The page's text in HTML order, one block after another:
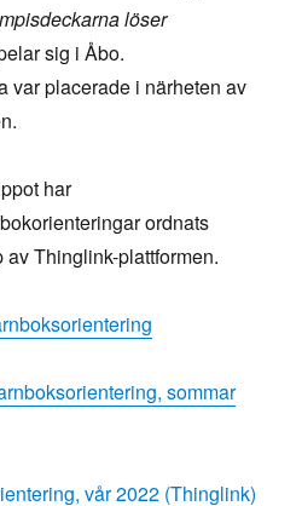
löser
sig i Åbo.
var placerade i närheten av
har
ordnats
Thinglink-plattformen.
sommar
vår 2022 (Thinglink)